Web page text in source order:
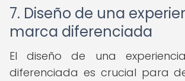
7. Diseño de una
marca diferenciada
El diseño de una
diferenciada es crucial para